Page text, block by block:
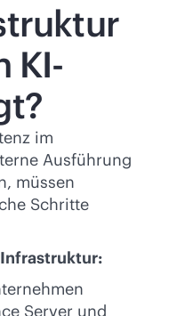
KI-
im
Ausführung
müssen
Schritte
Server und